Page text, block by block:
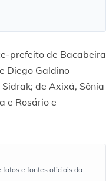
prefeito de Bacabeira
Diego Galdino
de Axixá, Sônia
e Rosário e
fatos e fontes oficiais da